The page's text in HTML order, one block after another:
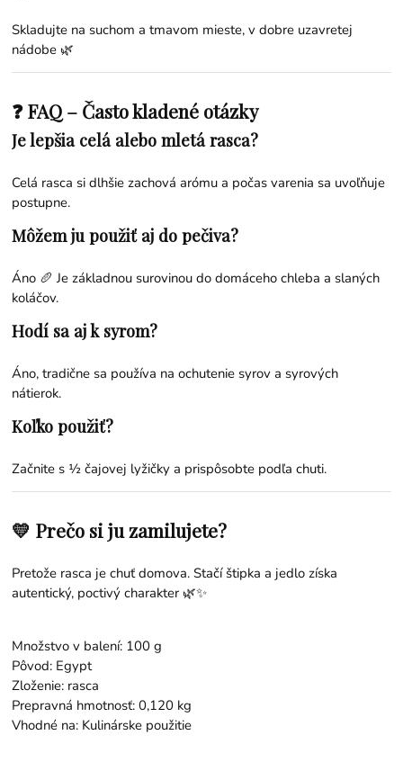
Skladujte na suchom a tmavom mieste, v dobre uzavretej
nádobe 🌿
❓ FAQ – Často kladené otázky
Je lepšia celá alebo mletá rasca?
Celá rasca si dlhšie zachová arómu a počas varenia sa uvoľňuje
postupne.
Môžem ju použiť aj do pečiva?
Áno 🥖 Je základnou surovinou do domáceho chleba a slaných
koláčov.
Hodí sa aj k syrom?
Áno, tradične sa používa na ochutenie syrov a syrových
nátierok.
Koľko použiť?
Začnite s ½ čajovej lyžičky a prispôsobte podľa chuti.
💛 Prečo si ju zamilujete?
Pretože rasca je chuť domova. Stačí štipka a jedlo získa
autentický, poctivý charakter 🌿✨
Množstvo v balení: 100 g
Pôvod: Egypt
Zloženie: rasca
Prepravná hmotnosť: 0,120 kg
Vhodné na: Kulinárske použitie